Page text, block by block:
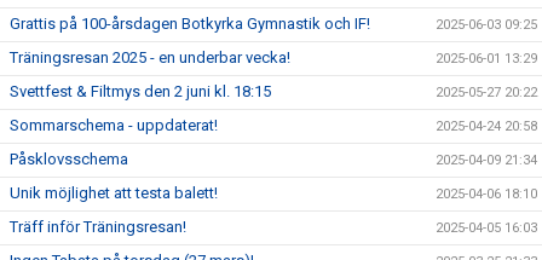
Grattis på 100-årsdagen Botkyrka Gymnastik och IF! 2025-06-03 09:25
Träningsresan 2025 - en underbar vecka! 2025-06-01 13:29
Svettfest & Filtmys den 2 juni kl. 18:15 2025-05-27 20:22
Sommarschema - uppdaterat! 2025-04-24 20:58
Påsklovsschema 2025-04-09 21:34
Unik möjlighet att testa balett! 2025-04-06 18:10
Träff inför Träningsresan! 2025-04-05 16:03